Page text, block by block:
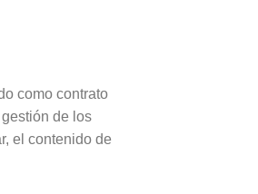
como contrato
de los
el contenido de